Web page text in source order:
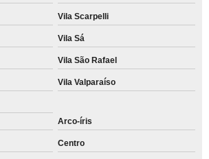
Vila Scarpelli
Vila Sá
Vila São Rafael
Vila Valparaíso
Arco-íris
Centro